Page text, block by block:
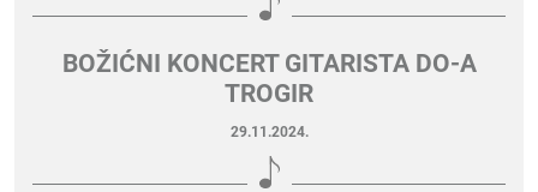
BOŽIĆNI KONCERT GITARISTA DO-A
TROGIR
29.11.2024.